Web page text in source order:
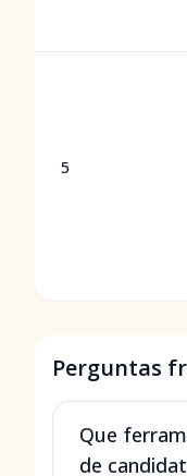
5
Perguntas
Que
de